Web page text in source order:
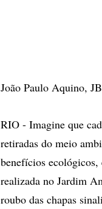
João Paulo Aquino,
RIO - Imagine que
retiradas do meio
benefícios ecológicos,
realizada no Jardim
roubo das chapas